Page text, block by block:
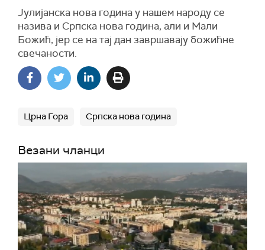
Јулијанска нова година у нашем народу се
назива и Српска нова година, али и Мали
Божић, јер се на тај дан завршавају божићне
свечаности.
Црна Гора Српска нова година
Везани чланци